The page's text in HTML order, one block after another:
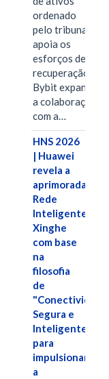
ordenado
pelo tribunal
apoia os
esforços de
recuperação e
Bybit expande
a colaboração
com a…
HNS 2026
| Huawei
revela a
aprimorada
Rede
Inteligente
Xinghe
com base
na
filosofia
de
"Conectividade
Segura e
Inteligente"
para
impulsionar
a